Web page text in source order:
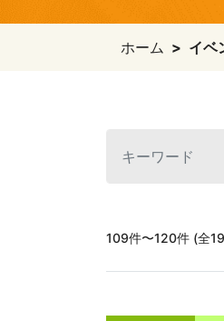
ホーム イベ
109件〜120件 (全